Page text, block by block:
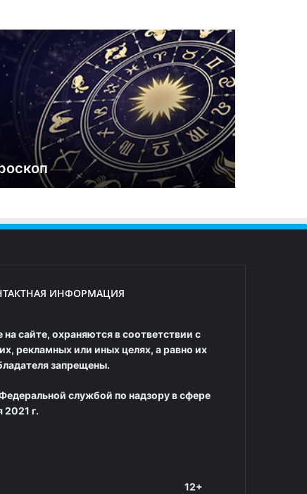
ИНФОРМАЦИЯ
сайте, охраняются в соответствии с
рекламных или иных целях, а равно их
запрещены.
службой по надзору в сфере
г.
12+